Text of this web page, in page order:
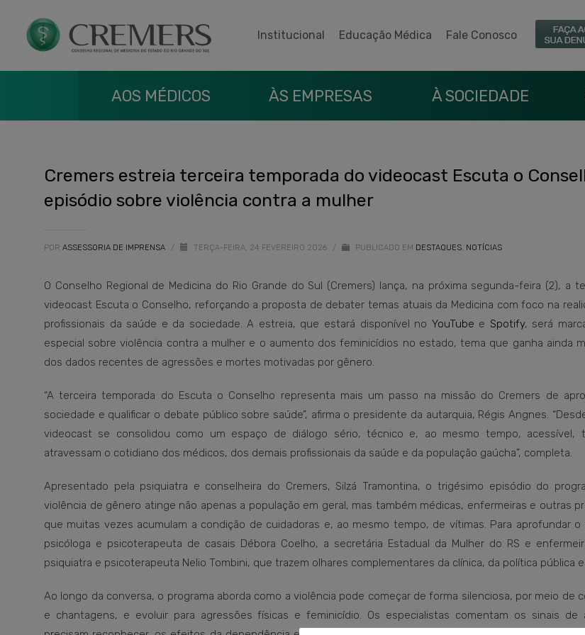
Institucional Educação Médica Fale Conosco
AOS MÉDICOS ÀS EMPRESAS À SOCIEDADE
Cremers estreia terceira temporada do videocast Escuta o
episódio sobre violência contra a mulher
POR ASSESSORIA DE IMPRENSA / TERÇA-FEIRA, 24 FEVEREIRO 2026 / PUBLICADO EM DESTAQUES, NOTÍCIAS
O Conselho Regional de Medicina do Rio Grande do Sul (Cremers) lança, na próxima segunda-feira (2), a
videocast Escuta o Conselho, reforçando a proposta de debater temas atuais da Medicina com foco na
profissionais da saúde e da sociedade. A estreia, que estará disponível no YouTube e Spotify, será
especial sobre violência contra a mulher e o aumento dos feminicídios no estado, tema que ganha ainda
dos dados recentes de agressões e mortes motivadas por gênero.​
“A terceira temporada do Escuta o Conselho representa mais um passo na missão do Cremers de
sociedade e qualificar o debate público sobre saúde”, afirma o presidente da autarquia, Régis Angnes.
videocast se consolidou como um espaço de diálogo sério, técnico e, ao mesmo tempo, acessível,
atravessam o cotidiano dos médicos, dos demais profissionais da saúde e da população gaúcha”, completa.
Apresentado pela psiquiatra e conselheira do Cremers, Silzá Tramontina, o trigésimo episódio do
violência de gênero atinge não apenas a população em geral, mas também médicas, enfermeiras e outras
que muitas vezes acumulam a condição de cuidadoras e, ao mesmo tempo, de vítimas. Para aprofundar
psicóloga e psicoterapeuta de casais Débora Coelho, a secretária Estadual da Mulher do RS e
psiquiatra e psicoterapeuta Nelio Tombini, que trazem olhares complementares da clínica, da política pública
Ao longo da conversa, o programa aborda como a violência pode começar de forma silenciosa, por meio de
e chantagens, e evoluir para agressões físicas e feminicídio. Os especialistas comentam os sinais de